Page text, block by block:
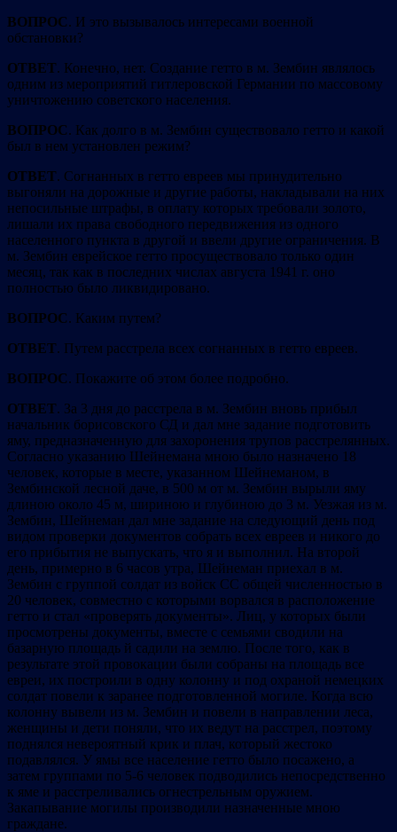
ВОПРОС. И это вызывалось интересами военной
обстановки?
ОТВЕТ. Конечно, нет. Создание гетто в м. Зембин являлось
одним из мероприятий гитлеровской Германии по массовому
уничтожению советского населения.
ВОПРОС. Как долго в м. Зембин существовало гетто и какой
был в нем установлен режим?
ОТВЕТ. Согнанных в гетто евреев мы принудительно
выгоняли на дорожные и другие работы, накладывали на них
непосильные штрафы, в оплату которых требовали золото,
лишали их права свободного передвижения из одного
населенного пункта в другой и ввели другие ограничения. В
м. Зембин еврейское гетто просуществовало только один
месяц, так как в последних числах августа 1941 г. оно
полностью было ликвидировано.
ВОПРОС. Каким путем?
ОТВЕТ. Путем расстрела всех согнанных в гетто евреев.
ВОПРОС. Покажите об этом более подробно.
ОТВЕТ. За 3 дня до расстрела в м. Зембин вновь прибыл
начальник борисовского СД и дал мне задание подготовить
яму, предназначенную для захоронения трупов расстрелянных.
Согласно указанию Шейнемана мною было назначено 18
человек, которые в месте, указанном Шейнеманом, в
Зембинской лесной даче, в 500 м от м. Зембин вырыли яму
длиною около 45 м, шириною и глубиною до 3 м. Уезжая из м.
Зембин, Шейнеман дал мне задание на следующий день под
видом проверки документов собрать всех евреев и никого до
его прибытия не выпускать, что я и выполнил. На второй
день, примерно в 6 часов утра, Шейнеман приехал в м.
Зембин с группой солдат из войск СС общей численностью в
20 человек, совместно с которыми ворвался в расположение
гетто и стал «проверять документы». Лиц, у которых были
просмотрены документы, вместе с семьями сводили на
базарную площадь й садили на землю. После того, как в
результате этой провокации были собраны на площадь все
евреи, их построили в одну колонну и под охраной немецких
солдат повели к заранее подготовленной могиле. Когда всю
колонну вывели из м. Зембин и повели в направлении леса,
женщины и дети поняли, что их ведут на расстрел, поэтому
поднялся невероятный крик и плач, который жестоко
подавлялся. У ямы все население гетто было посажено, а
затем группами по 5-6 человек подводились непосредственно
к яме и расстреливались огнестрельным оружием.
Закапывание могилы производили назначенные мною
граждане.